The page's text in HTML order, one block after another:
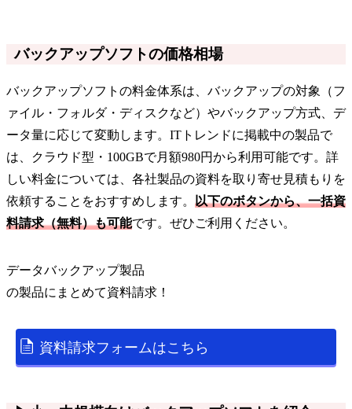
バックアップソフトの価格相場
バックアップソフトの料金体系は、バックアップの対象（フ
ァイル・フォルダ・ディスクなど）やバックアップ方式、デ
ータ量に応じて変動します。ITトレンドに掲載中の製品で
は、クラウド型・100GBで月額980円から利用可能です。詳
しい料金については、各社製品の資料を取り寄せ見積もりを
依頼することをおすすめします。 以下のボタンから、一括資
料請求（無料）も可能です。ぜひご利用ください。
データバックアップ製品
の製品にまとめて資料請求！
資料請求フォームはこちら